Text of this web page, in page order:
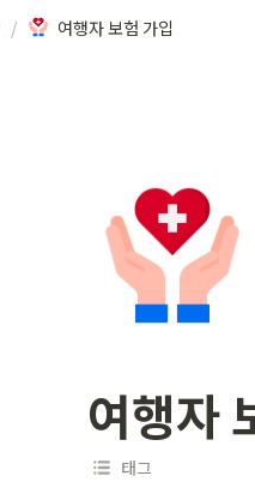
/ 여행자 보험 가입
여행자
태그